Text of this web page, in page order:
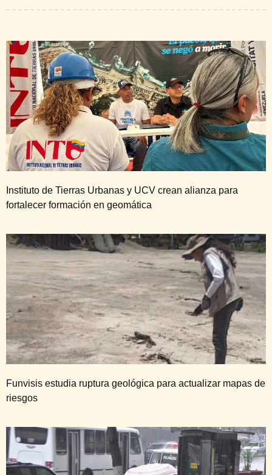
Instituto de Tierras Urbanas y UCV crean alianza para
fortalecer formación en geomática
Funvisis estudia ruptura geológica para actualizar mapas de
riesgos